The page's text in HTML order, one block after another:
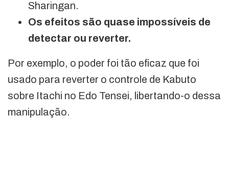
Sharingan.
Os efeitos são quase impossíveis de
detectar ou reverter.
Por exemplo, o poder foi tão eficaz que foi
usado para reverter o controle de Kabuto
sobre Itachi no Edo Tensei, libertando-o dessa
manipulação.